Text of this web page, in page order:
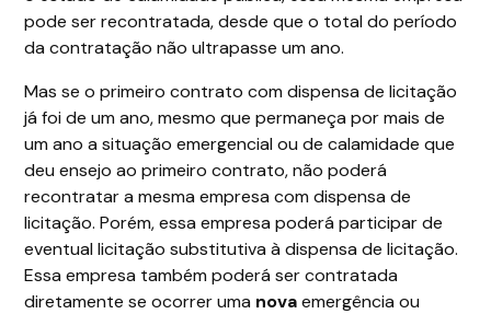
pode ser recontratada, desde que o total do período
da contratação não ultrapasse um ano.
Mas se o primeiro contrato com dispensa de licitação
já foi de um ano, mesmo que permaneça por mais de
um ano a situação emergencial ou de calamidade que
deu ensejo ao primeiro contrato, não poderá
recontratar a mesma empresa com dispensa de
licitação. Porém, essa empresa poderá participar de
eventual licitação substitutiva à dispensa de licitação.
Essa empresa também poderá ser contratada
diretamente se ocorrer uma novaemergência ou